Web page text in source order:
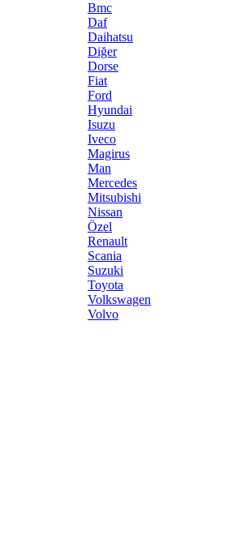
Bmc
Daf
Daihatsu
Diğer
Dorse
Fiat
Ford
Hyundai
Isuzu
Iveco
Magirus
Man
Mercedes
Mitsubishi
Nissan
Özel
Renault
Scania
Suzuki
Toyota
Volkswagen
Volvo